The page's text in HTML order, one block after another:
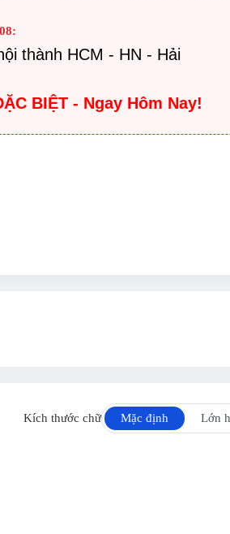
thành HCM - HN - Hải
BIỆT - Ngay Hôm Nay!
Kích thước chữ Mặc định Lớn